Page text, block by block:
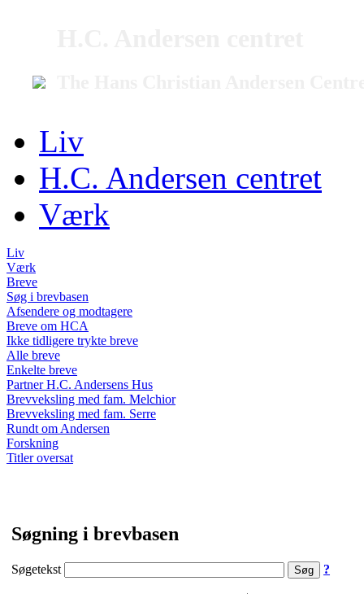
Liv
H.C. Andersen centret
Værk
Liv
Værk
Breve
Søg i brevbasen
Afsendere og modtagere
Breve om HCA
Ikke tidligere trykte breve
Alle breve
Enkelte breve
Partner H.C. Andersens Hus
Brevveksling med fam. Melchior
Brevveksling med fam. Serre
Rundt om Andersen
Forskning
Titler oversat
Søgning i brevbasen
Søgetekst ?